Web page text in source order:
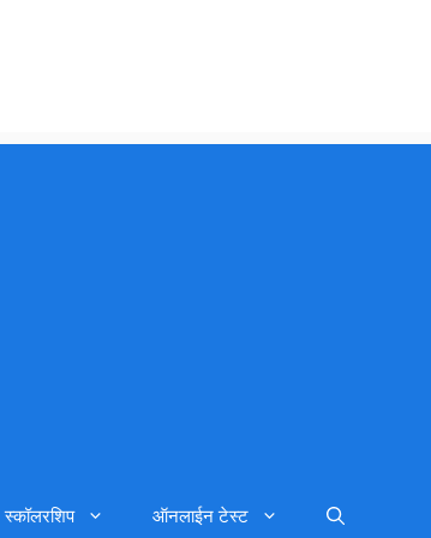
स्कॉलरशिप ऑनलाईन टेस्ट